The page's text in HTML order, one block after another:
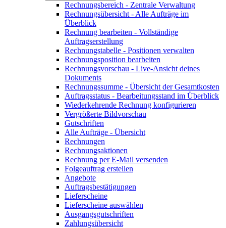
Rechnungsbereich - Zentrale Verwaltung
Rechnungsübersicht - Alle Aufträge im
Überblick
Rechnung bearbeiten - Vollständige
Auftragserstellung
Rechnungstabelle - Positionen verwalten
Rechnungsposition bearbeiten
Rechnungsvorschau - Live-Ansicht deines
Dokuments
Rechnungssumme - Übersicht der Gesamtkosten
Auftragsstatus - Bearbeitungsstand im Überblick
Wiederkehrende Rechnung konfigurieren
Vergrößerte Bildvorschau
Gutschriften
Alle Aufträge - Übersicht
Rechnungen
Rechnungsaktionen
Rechnung per E-Mail versenden
Folgeauftrag erstellen
Angebote
Auftragsbestätigungen
Lieferscheine
Lieferscheine auswählen
Ausgangsgutschriften
Zahlungsübersicht